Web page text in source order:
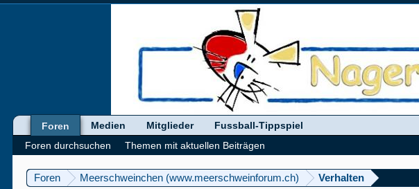
Foren Meerschweinchen (www.meerschweinforum.ch) Verhalten
Foren
Foren durchsuchen
Themen mit aktuellen Beiträgen
Medien Mitglieder Fussball-Tippspiel